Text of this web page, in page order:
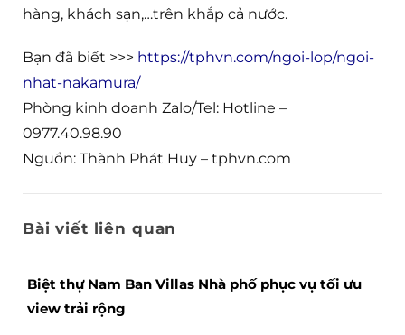
hàng, khách sạn,…trên khắp cả nước.
Bạn đã biết >>> https://tphvn.com/ngoi-lop/ngoi-
nhat-nakamura/
Phòng kinh doanh Zalo/Tel: Hotline –
0977.40.98.90
Nguồn: Thành Phát Huy – tphvn.com
Bài viết liên quan
Biệt thự Nam Ban Villas Nhà phố phục vụ tối ưu
view trải rộng